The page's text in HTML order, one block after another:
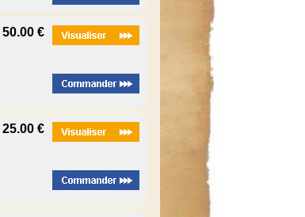
50.00 €
25.00 €